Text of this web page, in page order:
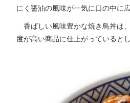
にく醤油の風味が一気に口の中に
香ばしい風味豊かな焼き鳥丼は
度が高い商品に仕上がっていると